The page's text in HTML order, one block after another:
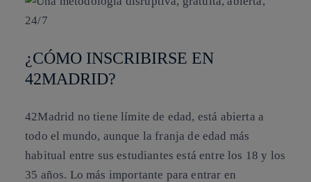
¿CÓMO INSCRIBIRSE EN
42MADRID?
42Madrid no tiene límite de edad, está abierta a
todo el mundo, aunque la franja de edad más
habitual entre sus estudiantes está entre los 18 y los
35 años. Lo más importante para entrar en